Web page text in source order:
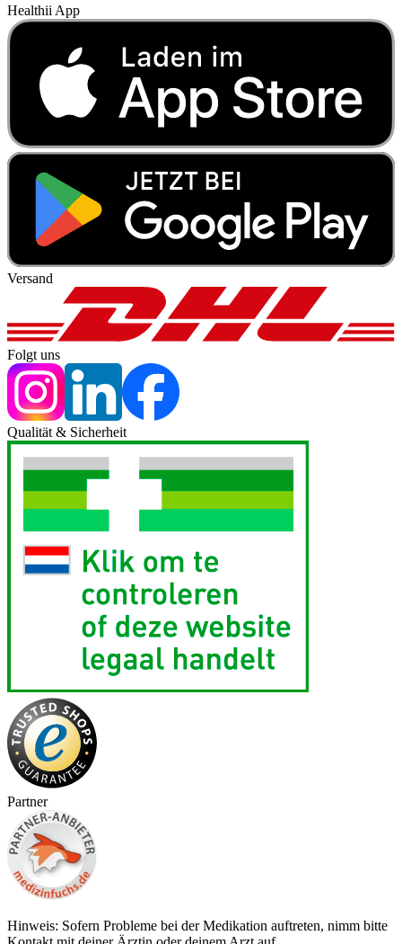
Healthii App
Versand
Folgt uns
Qualität & Sicherheit
Partner
Hinweis: Sofern Probleme bei der Medikation auftreten, nimm bitte